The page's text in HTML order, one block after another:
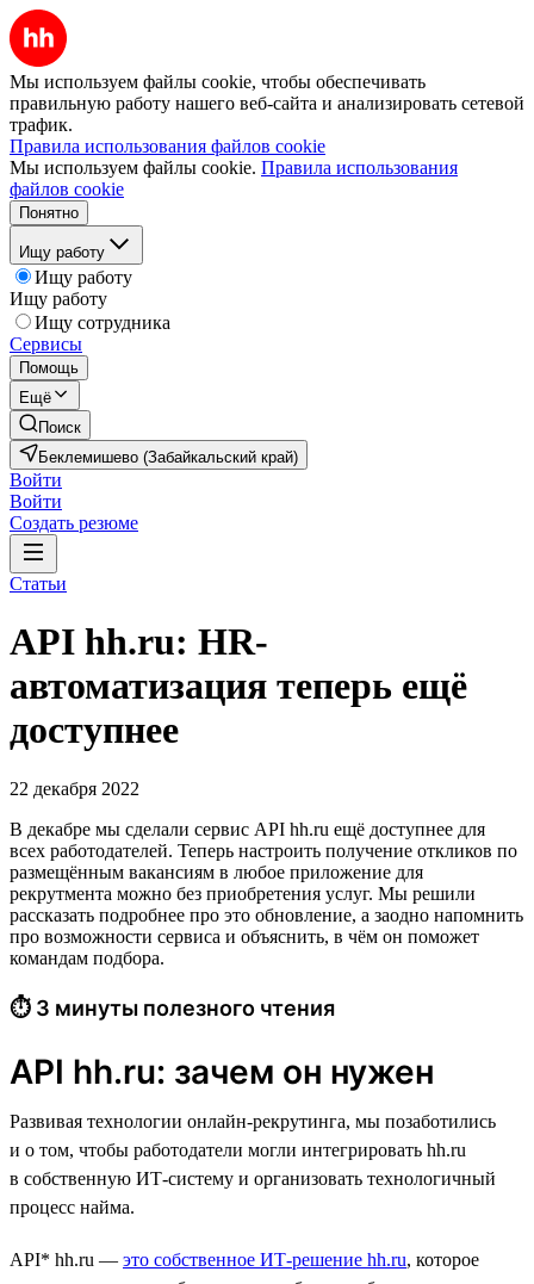
Мы используем файлы cookie, чтобы обеспечивать
правильную работу нашего веб-сайта и анализировать сетевой
трафик.
Правила использования файлов cookie
Мы используем файлы cookie. Правила использования
файлов cookie
Понятно
Ищу работу
Ищу работу
Ищу работу
Ищу сотрудника
Сервисы
Помощь
Ещё
Поиск
Беклемишево (Забайкальский край)
Войти
Войти
Создать резюме
Статьи
API hh.ru: HR-
автоматизация теперь ещё
доступнее
22 декабря 2022
В декабре мы сделали сервис API hh.ru ещё доступнее для
всех работодателей. Теперь настроить получение откликов по
размещённым вакансиям в любое приложение для
рекрутмента можно без приобретения услуг. Мы решили
рассказать подробнее про это обновление, а заодно напомнить
про возможности сервиса и объяснить, в чём он поможет
командам подбора.
⏱ 3 минуты полезного чтения
API hh.ru: зачем он нужен
Развивая технологии онлайн-рекрутинга, мы позаботились
и о том, чтобы работодатели могли интегрировать hh.ru
в собственную ИТ-систему и организовать технологичный
процесс найма.
API* hh.ru — это собственное ИТ-решение hh.ru, которое